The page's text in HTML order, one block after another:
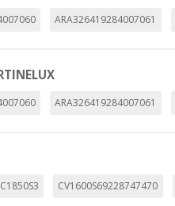
ARA326419284007061
ARA326419284007061
CV1600S69228747470